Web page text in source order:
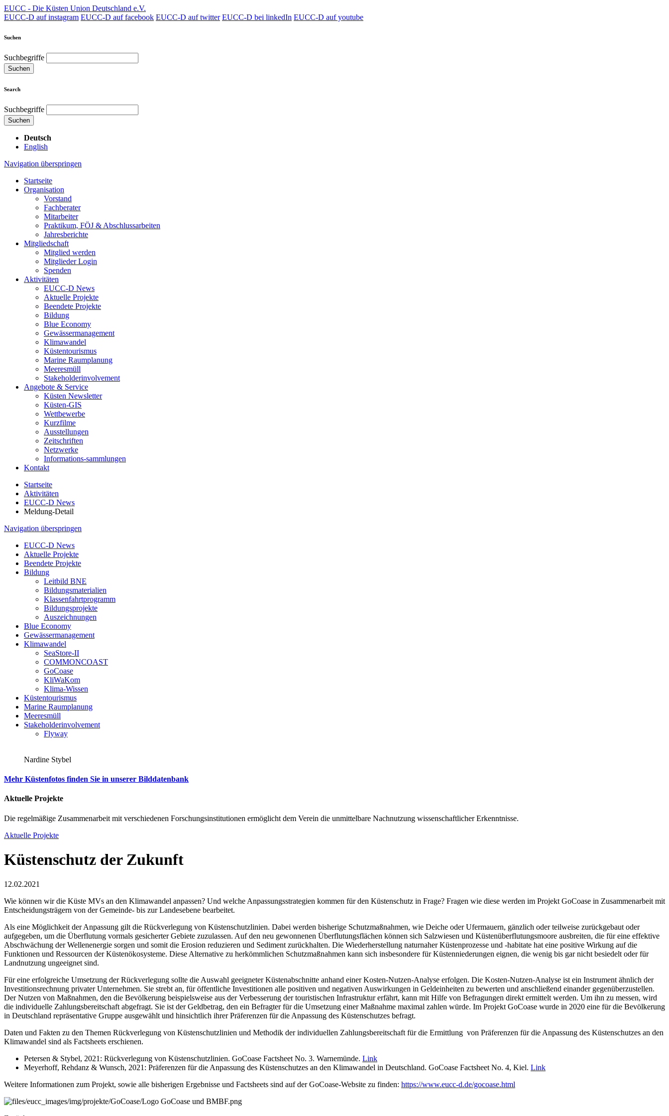
EUCC - Die Küsten Union Deutschland e.V.
EUCC-D auf instagram EUCC-D auf facebook EUCC-D auf twitter EUCC-D bei linkedIn EUCC-D auf youtube
Suchen
Suchbegriffe
Suchen
Search
Suchbegriffe
Suchen
Deutsch
English
Navigation überspringen
Startseite
Organisation
Vorstand
Fachberater
Mitarbeiter
Praktikum, FÖJ & Abschlussarbeiten
Jahresberichte
Mitgliedschaft
Mitglied werden
Mitglieder Login
Spenden
Aktivitäten
EUCC-D News
Aktuelle Projekte
Beendete Projekte
Bildung
Blue Economy
Gewässermanagement
Klimawandel
Küstentourismus
Marine Raumplanung
Meeresmüll
Stakeholderinvolvement
Angebote & Service
Küsten Newsletter
Küsten-GIS
Wettbewerbe
Kurzfilme
Ausstellungen
Zeitschriften
Netzwerke
Informations-sammlungen
Kontakt
Startseite
Aktivitäten
EUCC-D News
Meldung-Detail
Navigation überspringen
EUCC-D News
Aktuelle Projekte
Beendete Projekte
Bildung
Leitbild BNE
Bildungsmaterialien
Klassenfahrtprogramm
Bildungsprojekte
Auszeichnungen
Blue Economy
Gewässermanagement
Klimawandel
SeaStore-II
COMMONCOAST
GoCoase
KliWaKom
Klima-Wissen
Küstentourismus
Marine Raumplanung
Meeresmüll
Stakeholderinvolvement
Flyway
Nardine Stybel
Mehr Küstenfotos finden Sie in unserer Bilddatenbank
Aktuelle Projekte
Die regelmäßige Zusammenarbeit mit verschiedenen Forschungsinstitutionen ermöglicht dem Verein die unmittelbare Nachnutzung wissenschaftlicher Erkenntnisse.
Aktuelle Projekte
Küstenschutz der Zukunft
12.02.2021
Wie können wir die Küste MVs an den Klimawandel anpassen? Und welche Anpassungsstrategien kommen für den Küstenschutz in Frage? Fragen wie diese werden im Projekt GoCoase in Zusammenarbeit mit
Entscheidungsträgern von der Gemeinde- bis zur Landesebene bearbeitet.
Als eine Möglichkeit der Anpassung gilt die Rückverlegung von Küstenschutzlinien. Dabei werden bisherige Schutzmaßnahmen, wie Deiche oder Ufermauern, gänzlich oder teilweise zurückgebaut oder
aufgegeben, um die Überflutung vormals gesicherter Gebiete zuzulassen. Auf den neu gewonnenen Überflutungsflächen können sich Salzwiesen und Küstenüberflutungsmoore ausbreiten, die für eine effektive
Abschwächung der Wellenenergie sorgen und somit die Erosion reduzieren und Sediment zurückhalten. Die Wiederherstellung naturnaher Küstenprozesse und -habitate hat eine positive Wirkung auf die
Funktionen und Ressourcen der Küstenökosysteme. Diese Alternative zu herkömmlichen Schutzmaßnahmen kann sich insbesondere für Küstenniederungen eignen, die wenig bis gar nicht besiedelt oder für
Landnutzung ungeeignet sind.
Für eine erfolgreiche Umsetzung der Rückverlegung sollte die Auswahl geeigneter Küstenabschnitte anhand einer Kosten-Nutzen-Analyse erfolgen. Die Kosten-Nutzen-Analyse ist ein Instrument ähnlich der
Investitionsrechnung privater Unternehmen. Sie strebt an, für öffentliche Investitionen alle positiven und negativen Auswirkungen in Geldeinheiten zu bewerten und anschließend einander gegenüberzustellen.
Der Nutzen von Maßnahmen, den die Bevölkerung beispielsweise aus der Verbesserung der touristischen Infrastruktur erfährt, kann mit Hilfe von Befragungen direkt ermittelt werden. Um ihn zu messen, wird
die individuelle Zahlungsbereitschaft abgefragt. Sie ist der Geldbetrag, den ein Befragter für die Umsetzung einer Maßnahme maximal zahlen würde. Im Projekt GoCoase wurde in 2020 eine für die Bevölkerung
in Deutschland repräsentative Gruppe ausgewählt und hinsichtlich ihrer Präferenzen für die Anpassung des Küstenschutzes befragt.
Daten und Fakten zu den Themen Rückverlegung von Küstenschutzlinien und Methodik der individuellen Zahlungsbereitschaft für die Ermittlung von Präferenzen für die Anpassung des Küstenschutzes an den
Klimawandel sind als Factsheets erschienen.
Petersen & Stybel, 2021: Rückverlegung von Küstenschutzlinien. GoCoase Factsheet No. 3. Warnemünde. Link
Meyerhoff, Rehdanz & Wunsch, 2021: Präferenzen für die Anpassung des Küstenschutzes an den Klimawandel in Deutschland. GoCoase Factsheet No. 4, Kiel. Link
Weitere Informationen zum Projekt, sowie alle bisherigen Ergebnisse und Factsheets sind auf der GoCoase-Website zu finden: https://www.eucc-d.de/gocoase.html